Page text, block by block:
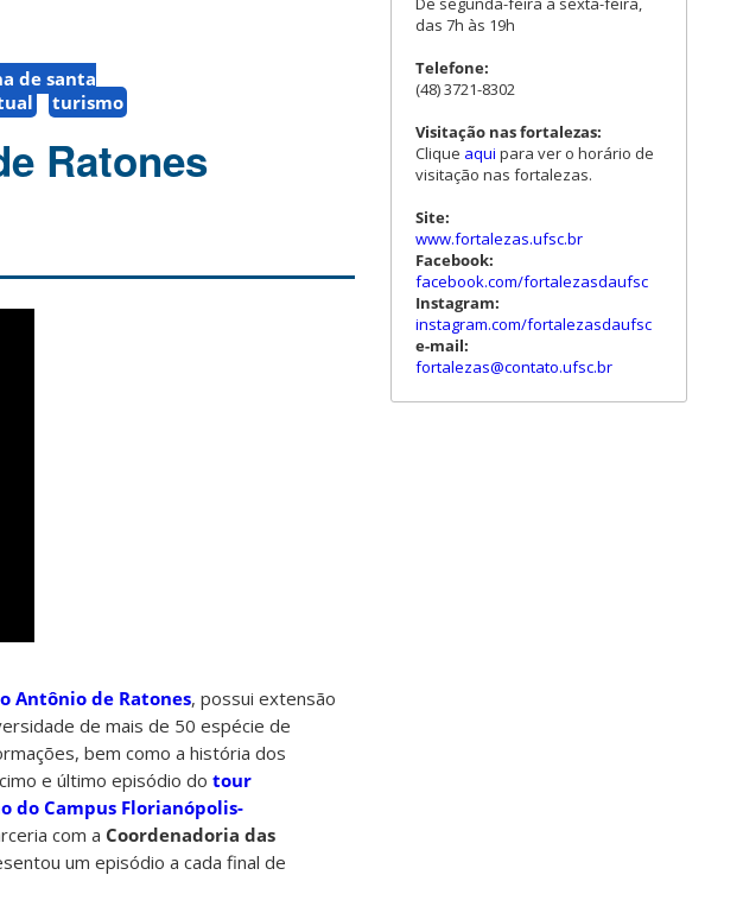
de santa
turismo
Ratones
Antônio de Ratones, possui extensão
de mais de 50 espécie de
bem como a história dos
e último episódio do tour
do Campus Florianópolis-
com a Coordenadoria das
um episódio a cada final de
das 7h às 19h
Telefone:
(48) 3721-8302
Visitação nas fortalezas:
Clique aqui para ver o horário de
visitação nas fortalezas.
Site:
www.fortalezas.ufsc.br
Facebook:
facebook.com/fortalezasdaufsc
Instagram:
instagram.com/fortalezasdaufsc
e-mail:
fortalezas@contato.ufsc.br